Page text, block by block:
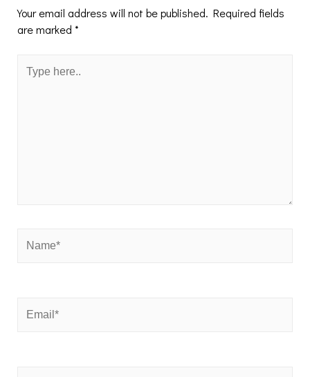
Your email address will not be published. Required fields
are marked *
here..